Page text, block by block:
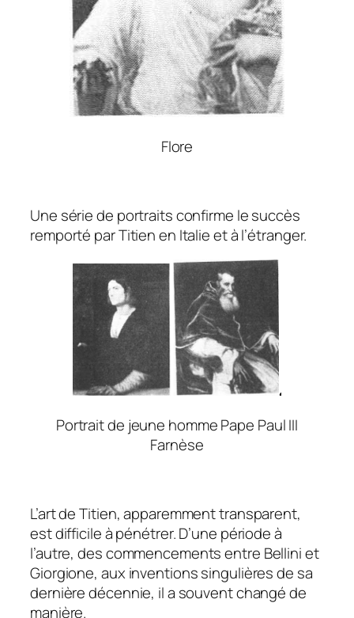
Flore
Une série de portraits confirme le succès
remporté par Titien en Italie et à l’étranger.
Portrait de jeune homme Pape Paul III
Farnèse
L’art de Titien, apparemment transparent,
est difficile à pénétrer. D’une période à
l’autre, des commencements entre Bellini et
Giorgione, aux inventions singulières de sa
dernière décennie, il a souvent changé de
manière.